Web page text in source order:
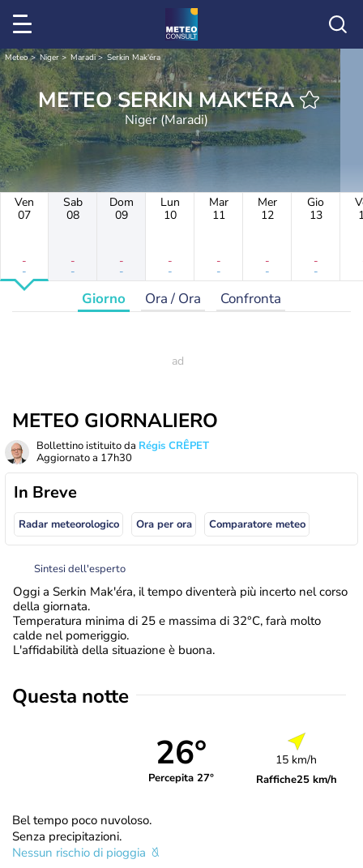
Meteo Niger Maradi Serkin Mak'éra
METEO SERKIN MAK'ÉRA
Niger (Maradi)
Ven
07
-
-
Sab
08
-
-
Dom
09
-
-
Lun
10
-
-
Mar
11
-
-
Mer
12
-
-
Gio
13
-
-
Giorno Ora / Ora Confronta
METEO GIORNALIERO
Bollettino istituito da Régis CRÊPET
Aggiornato a 17h30
In Breve
Radar meteorologico Ora per ora Comparatore meteo
Sintesi dell'esperto
Oggi a Serkin Mak'éra, il tempo diventerà più incerto nel corso
della giornata.
Temperatura minima di 25 e massima di 32°C, farà molto
calde nel pomeriggio.
L'affidabilità della situazione è buona.
Questa notte
26°
Percepita 27°
15 km/h
Raffiche25 km/h
Bel tempo poco nuvoloso.
Senza precipitazioni.
Nessun rischio di pioggia